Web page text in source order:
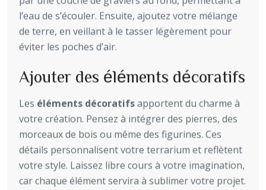
l’eau de s’écouler. Ensuite, ajoutez votre mélange
de terre, en veillant à le tasser légèrement pour
éviter les poches d’air.
Ajouter des éléments décoratifs
Les éléments décoratifsapportent du charme à
votre création. Pensez à intégrer des pierres, des
morceaux de bois ou même des figurines. Ces
détails personnalisent votre terrarium et reflètent
votre style. Laissez libre cours à votre imagination,
car chaque élément servira à sublimer votre projet.